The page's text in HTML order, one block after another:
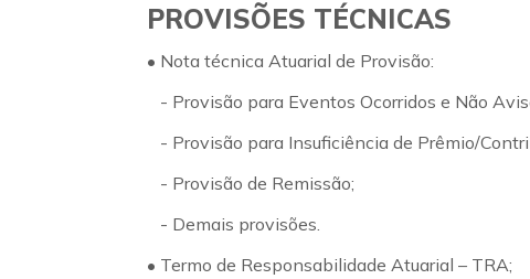
PROVISÕES TÉCNICAS
• Nota técnica Atuarial de Provisão:
- Provisão para Eventos Ocorridos e Não
- Provisão para Insuficiência de Prêmio/
- Provisão de Remissão;
- Demais provisões.
• Termo de Responsabilidade Atuarial – TRA;